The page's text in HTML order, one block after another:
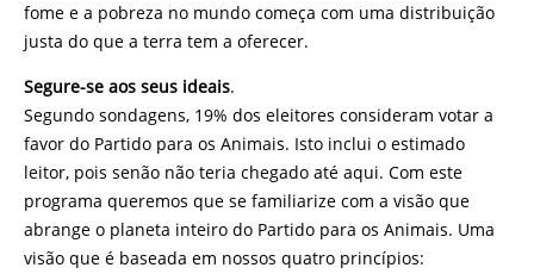
fome e a pobreza no mundo começa com uma distribuição
justa do que a terra tem a oferecer.
Segure-se aos seus ideais.
Segundo sondagens, 19% dos eleitores consideram votar a
favor do Partido para os Animais. Isto inclui o estimado
leitor, pois senão não teria chegado até aqui. Com este
programa queremos que se familiarize com a visão que
abrange o planeta inteiro do Partido para os Animais. Uma
visão que é baseada em nossos quatro princípios: